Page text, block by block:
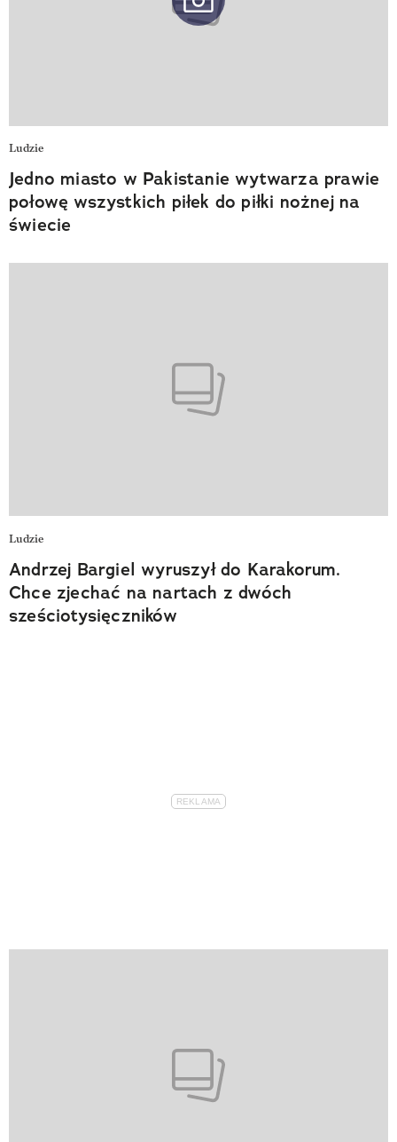
Ludzie
Jedno miasto w Pakistanie wytwarza prawie
połowę wszystkich piłek do piłki nożnej na
świecie
Ludzie
Andrzej Bargiel wyruszył do Karakorum.
Chce zjechać na nartach z dwóch
sześciotysięczników